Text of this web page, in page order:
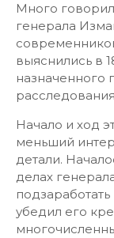
Много
генерала
выяснились в
назначенного
Начало и ход
меньший
детали.
делах
убедил его